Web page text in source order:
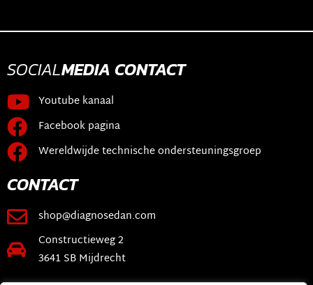
SOCIALMEDIA CONTACT
Youtube kanaal
Facebook pagina
Wereldwijde technische ondersteuningsgroep
CONTACT
shop@diagnosedan.com
Constructieweg 2
3641 SB Mijdrecht